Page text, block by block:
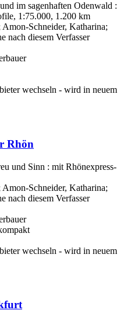
im sagenhaften Odenwald :
1:75.000, 1.200 km
Amon-Schneider, Katharina;
nach diesem Verfasser
wechseln - wird in neuem
Rhön
und Sinn : mit Rhönexpress-
Amon-Schneider, Katharina;
nach diesem Verfasser
wechseln - wird in neuem